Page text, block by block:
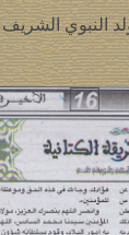
النبوي الشريف